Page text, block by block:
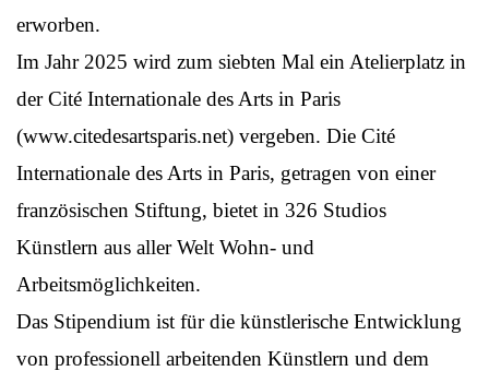
erworben.
Im Jahr 2025 wird zum siebten Mal ein Atelierplatz in
der Cité Internationale des Arts in Paris
(www.citedesartsparis.net) vergeben. Die Cité
Internationale des Arts in Paris, getragen von einer
französischen Stiftung, bietet in 326 Studios
Künstlern aus aller Welt Wohn- und
Arbeitsmöglichkeiten.
Das Stipendium ist für die künstlerische Entwicklung
von professionell arbeitenden Künstlern und dem